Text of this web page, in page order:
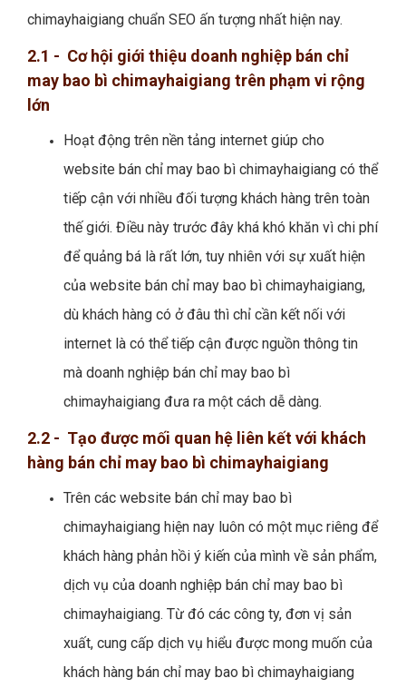
chimayhaigiang chuẩn SEO ấn tượng nhất hiện nay.
2.1 - Cơ hội giới thiệu doanh nghiệp bán chỉ
may bao bì chimayhaigiang trên phạm vi rộng
lớn
Hoạt động trên nền tảng internet giúp cho
website bán chỉ may bao bì chimayhaigiang có thể
tiếp cận với nhiều đối tượng khách hàng trên toàn
thế giới. Điều này trước đây khá khó khăn vì chi phí
để quảng bá là rất lớn, tuy nhiên với sự xuất hiện
của website bán chỉ may bao bì chimayhaigiang,
dù khách hàng có ở đâu thì chỉ cần kết nối với
internet là có thể tiếp cận được nguồn thông tin
mà doanh nghiệp bán chỉ may bao bì
chimayhaigiang đưa ra một cách dễ dàng.
2.2 - Tạo được mối quan hệ liên kết với khách
hàng bán chỉ may bao bì chimayhaigiang
Trên các website bán chỉ may bao bì
chimayhaigiang hiện nay luôn có một mục riêng để
khách hàng phản hồi ý kiến của mình về sản phẩm,
dịch vụ của doanh nghiệp bán chỉ may bao bì
chimayhaigiang. Từ đó các công ty, đơn vị sản
xuất, cung cấp dịch vụ hiểu được mong muốn của
khách hàng bán chỉ may bao bì chimayhaigiang